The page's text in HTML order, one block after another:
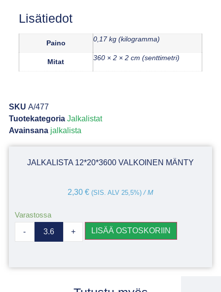
Lisätiedot
Paino 0,17 kg (kilogramma)
Mitat 360 × 2 × 2 cm (senttimetri)
SKU A/477
Tuotekategoria Jalkalistat
Avainsana jalkalista
JALKALISTA 12*20*3600 VALKOINEN MÄNTY
2,30 € (SIS. ALV 25,5%) / M
Varastossa
- + LISÄÄ OSTOSKORIIN